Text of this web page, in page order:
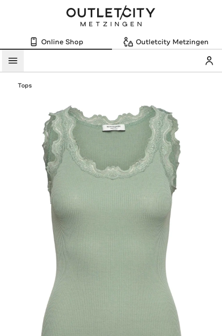
Online Shop Outletcity Metzingen
Menü
Tops